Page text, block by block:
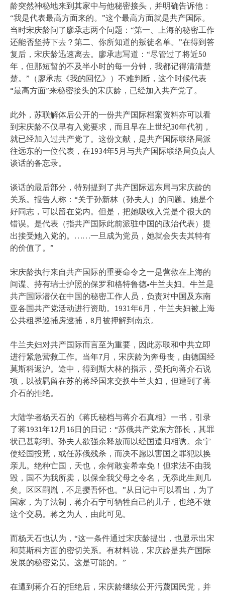
龄突然神秘地来到其家中与他秘密接头，并明确告诉他：
“我是代表最高方面来的。”这个最高方面就是共产国际。
当时宋庆龄问了廖承志两个问题：“第一、上海的秘密工作
还能否坚持下去？第二、你所知道的叛徒名单。”在得到答
复后，宋庆龄迅速离去。廖承志写道：“尽管过了将近50
年，但那短暂的不及半小时的每一分钟，我都记得清清楚
楚。”（廖承志《我的回忆》）不难判断，这个时候代表
“最高方面”来秘密接头的宋庆龄，已经加入共产党了。
此外，苏联解体后公开的一份共产国际档案资料亦可以看
到宋庆龄不仅早有入党要求，而且早在上世纪30年代初，
就已经加入过共产党了。这份文献，是共产国际联络局派
往远东的一位代表，在1934年5月与共产国际联络局负责人
谈话的备忘录。
谈话的最后部分，特别提到了共产国际远东局与宋庆龄的
关系。报告人称：“关于孙新林（孙夫人）的问题。她是个
好同志，可以留在党内。但是，把她吸收入党是个很大的
错误。是代表（指共产国际此前派驻中国的政治代表）提
出接受她入党的。……一旦成为党员，她就会失去其特有
的价值了。”
宋庆龄执行来自共产国际的重要命令之一是营救在上海的
间谍、持有瑞士护照的保罗和格特鲁德•牛兰夫妇。牛兰是
共产国际潜伏在中国的秘密工作人员，负责对中国及东南
亚各国共产党活动进行资助。1931年6月，牛兰夫妇被上海
公共租界巡捕房逮捕，8月被押解到南京。
牛兰夫妇对共产国际而言至为重要，因此苏联和中共立即
进行紧急营救工作。当年7月，宋庆龄为奔母丧，由德国经
莫斯科返沪。途中，得到斯大林的指示，受托向蒋介石说
项，以被羁留在苏的蒋经国来交换牛兰夫妇，但遭到了蒋
介石的拒绝。
大陆学者杨天石的《蒋氏秘档与蒋介石真相》一书，引录
了蒋1931年12月16日的日记：“苏俄共产党东方部长，其罪
状已甚彰明。孙夫人欲强余释放而以经国遣归相诱。余宁
使经国投荒，或任苏俄残杀，而决不愿以害国之罪犯以换
亲儿。绝种亡国，天也，余何敢妄希幸免！但求法不由我
毁，国不为我所卖，以保全我父母之令名，无忝此生则几
矣。区区嗣胤，不足撄吾怀也。”从日记中可以看出，为了
国家，为了法制，蒋介石宁可牺牲自己的儿子，也绝不做
这个交易。蒋之为人，由此可见。
而杨天石也认为，“这一条件通过宋庆龄提出，也显示出宋
和莫斯科方面的密切关系。有材料说，宋庆龄是共产国际
发展的秘密党员。这是可能的。”
在遭到蒋介石的拒绝后，宋庆龄继续公开污蔑国民党，并